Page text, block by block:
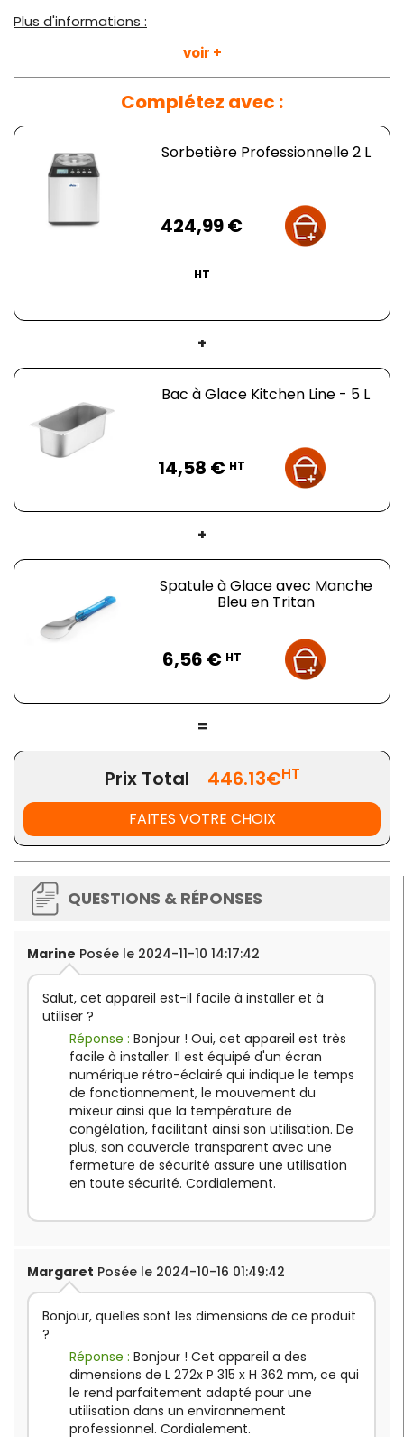
Plus d'informations :
L 272x P 315 x H 362 mm
Matière: inox
: 180 W
Poids: 12.30 kg
voir +
Complétez avec :
Sorbetière Professionnelle 2 L
424,99 €
HT
+
Bac à Glace Kitchen Line - 5 L
14,58 € HT
+
Spatule à Glace avec Manche
Bleu en Tritan
6,56 € HT
=
Prix Total 446.13€HT
FAITES VOTRE CHOIX
QUESTIONS & RÉPONSES
Marine Posée le 2024-11-10 14:17:42
Salut, cet appareil est-il facile à installer et à
utiliser ?
Réponse : Bonjour ! Oui, cet appareil est très
facile à installer. Il est équipé d'un écran
numérique rétro-éclairé qui indique le temps
de fonctionnement, le mouvement du
mixeur ainsi que la température de
congélation, facilitant ainsi son utilisation. De
plus, son couvercle transparent avec une
fermeture de sécurité assure une utilisation
en toute sécurité. Cordialement.
Margaret Posée le 2024-10-16 01:49:42
Bonjour, quelles sont les dimensions de ce produit
?
Réponse : Bonjour ! Cet appareil a des
dimensions de L 272x P 315 x H 362 mm, ce qui
le rend parfaitement adapté pour une
utilisation dans un environnement
professionnel. Cordialement.